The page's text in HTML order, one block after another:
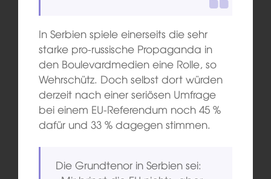
In Serbien spiele einerseits die sehr
starke pro-russische Propaganda in
den Boulevardmedien eine Rolle, so
Wehrschütz. Doch selbst dort würden
derzeit nach einer seriösen Umfrage
bei einem EU-Referendum noch 45 %
dafür und 33 % dagegen stimmen.
Die Grundtenor in Serbien sei: